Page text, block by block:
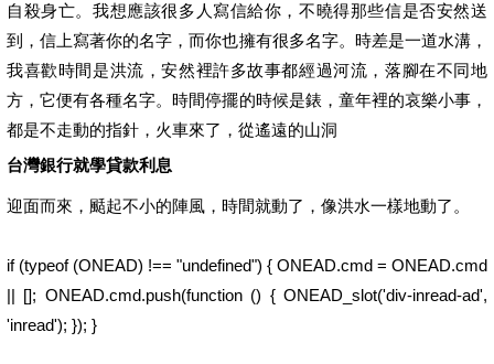
自殺身亡。我想應該很多人寫信給你，不曉得那些信是否安然送
到，信上寫著你的名字，而你也擁有很多名字。時差是一道水溝，
我喜歡時間是洪流，安然裡許多故事都經過河流，落腳在不同地
方，它便有各種名字。時間停擺的時候是錶，童年裡的哀樂小事，
都是不走動的指針，火車來了，從遙遠的山洞
台灣銀行就學貸款利息
迎面而來，颳起不小的陣風，時間就動了，像洪水一樣地動了。
if (typeof (ONEAD) !== "undefined") { ONEAD.cmd = ONEAD.cmd
|| []; ONEAD.cmd.push(function () { ONEAD_slot('div-inread-ad',
'inread'); }); }